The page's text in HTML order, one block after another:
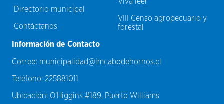
Directorio municipal
Contáctanos
Viva leer
VIII Censo agropecuario y
forestal
Información de Contacto
Correo: municipalidad@imcabodehornos.cl
Teléfono: 225881011
Ubicación: O’Higgins #189, Puerto Williams